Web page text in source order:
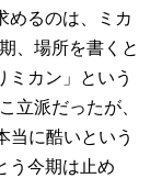
めるのは、ミカ
、場所を書くと
ミカン」という
立派だったが、
当に酷いという
う今期は止め